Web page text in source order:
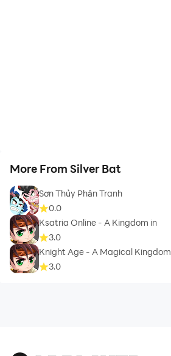
More From Silver Bat
Sơn Thủy Phân Tranh
0.0
Ksatria Online - A Kingdom in
3.0
Knight Age - A Magical Kingdom
3.0